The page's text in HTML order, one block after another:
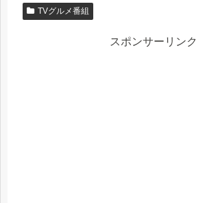
TVグルメ番組
スポンサーリンク